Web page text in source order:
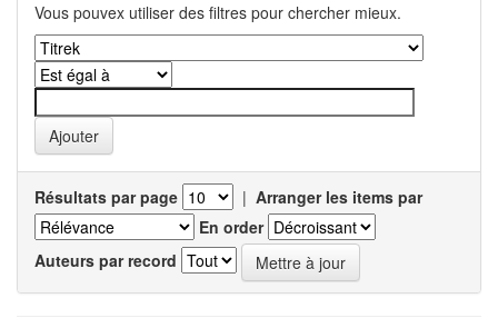
Vous pouvex utiliser des filtres pour chercher mieux.
Résultats par page | Arranger les items par
En order
Auteurs par record